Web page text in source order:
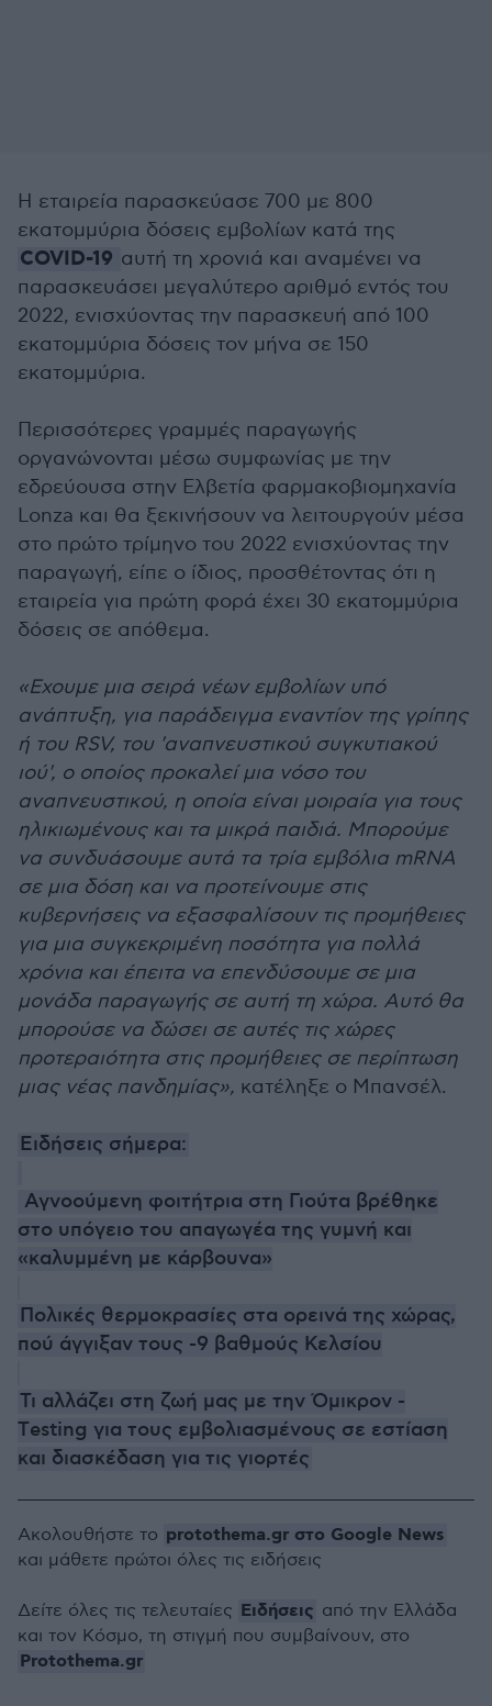
Η εταιρεία παρασκεύασε 700 με 800
εκατομμύρια δόσεις εμβολίων κατά της
COVID-19 αυτή τη χρονιά και αναμένει να
παρασκευάσει μεγαλύτερο αριθμό εντός του
2022, ενισχύοντας την παρασκευή από 100
εκατομμύρια δόσεις τον μήνα σε 150
εκατομμύρια.
Περισσότερες γραμμές παραγωγής
οργανώνονται μέσω συμφωνίας με την
εδρεύουσα στην Ελβετία φαρμακοβιομηχανία
Lonza και θα ξεκινήσουν να λειτουργούν μέσα
στο πρώτο τρίμηνο του 2022 ενισχύοντας την
παραγωγή, είπε ο ίδιος, προσθέτοντας ότι η
εταιρεία για πρώτη φορά έχει 30 εκατομμύρια
δόσεις σε απόθεμα.
«Εχουμε μια σειρά νέων εμβολίων υπό
ανάπτυξη, για παράδειγμα εναντίον της γρίπης
ή του RSV, του 'αναπνευστικού συγκυτιακού
ιού', ο οποίος προκαλεί μια νόσο του
αναπνευστικού, η οποία είναι μοιραία για τους
ηλικιωμένους και τα μικρά παιδιά. Μπορούμε
να συνδυάσουμε αυτά τα τρία εμβόλια mRNA
σε μια δόση και να προτείνουμε στις
κυβερνήσεις να εξασφαλίσουν τις προμήθειες
για μια συγκεκριμένη ποσότητα για πολλά
χρόνια και έπειτα να επενδύσουμε σε μια
μονάδα παραγωγής σε αυτή τη χώρα. Αυτό θα
μπορούσε να δώσει σε αυτές τις χώρες
προτεραιότητα στις προμήθειες σε περίπτωση
μιας νέας πανδημίας», κατέληξε ο Μπανσέλ.
Ειδήσεις σήμερα:
Αγνοούμενη φοιτήτρια στη Γιούτα βρέθηκε
στο υπόγειο του απαγωγέα της γυμνή και
«καλυμμένη με κάρβουνα»
Πολικές θερμοκρασίες στα ορεινά της χώρας,
πού άγγιξαν τους -9 βαθμούς Κελσίου
Τι αλλάζει στη ζωή μας με την Όμικρον -
Τesting για τους εμβολιασμένους σε εστίαση
και διασκέδαση για τις γιορτές
Ακολουθήστε το protothema.gr στο Google News
και μάθετε πρώτοι όλες τις ειδήσεις
Δείτε όλες τις τελευταίες Ειδήσεις από την Ελλάδα
και τον Κόσμο, τη στιγμή που συμβαίνουν, στο
Protothema.gr